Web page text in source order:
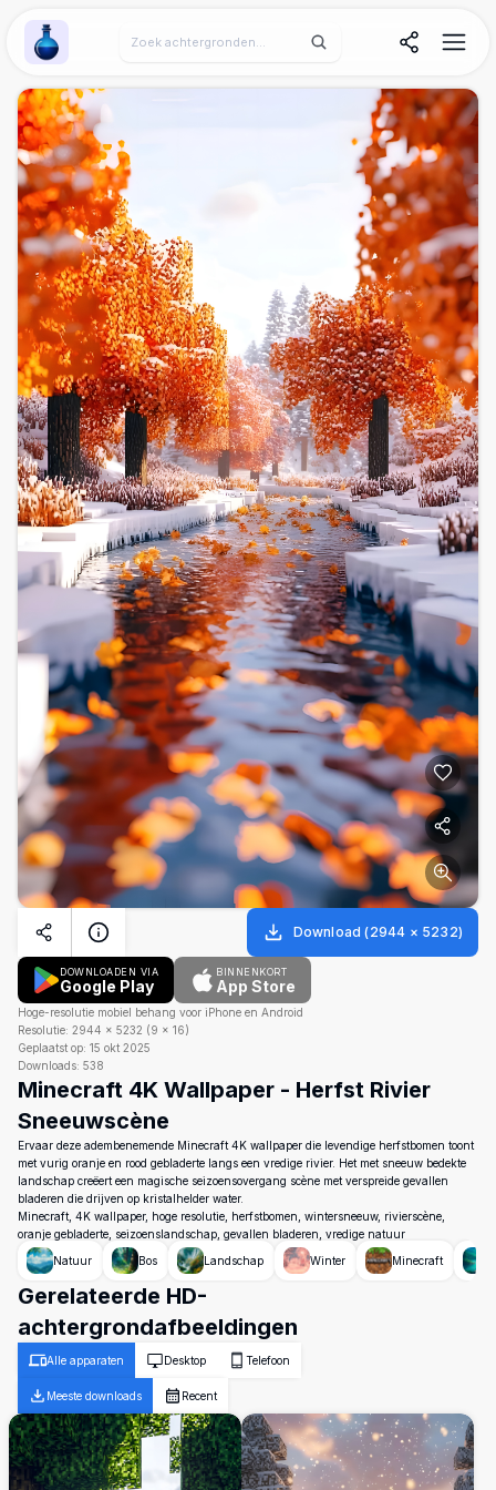
Wallpaper Alchemy
Download (2944 × 5232)
DOWNLOADEN VIA
Google Play
BINNENKORT
App Store
Hoge-resolutie mobiel behang voor iPhone en Android
Resolutie: 2944 × 5232 (9 × 16)
Geplaatst op: 15 okt 2025
Downloads: 538
Minecraft 4K Wallpaper - Herfst Rivier
Sneeuwscène
Ervaar deze adembenemende Minecraft 4K wallpaper die levendige herfstbomen toont
met vurig oranje en rood gebladerte langs een vredige rivier. Het met sneeuw bedekte
landschap creëert een magische seizoensovergang scène met verspreide gevallen
bladeren die drijven op kristalhelder water.
Minecraft, 4K wallpaper, hoge resolutie, herfstbomen, wintersneeuw, rivierscène,
oranje gebladerte, seizoenslandschap, gevallen bladeren, vredige natuur
Natuur
Bos Landschap Winter Minecraft
Gerelateerde HD-
achtergrondafbeeldingen
Alle apparaten Desktop Telefoon
Meeste downloads Recent